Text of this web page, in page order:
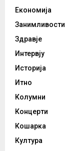
Економија
Занимливости
Здравје
Интервју
Историја
Итно
Колумни
Концерти
Кошарка
Култура